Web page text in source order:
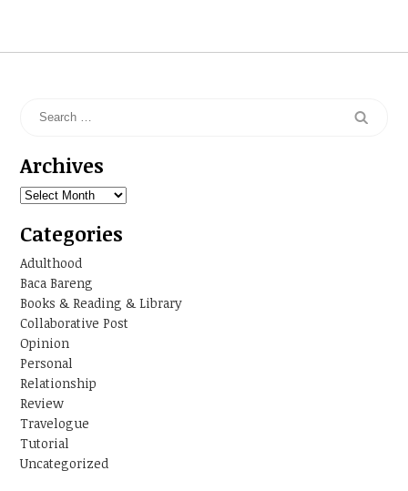
Archives
Archives
Categories
Adulthood
Baca Bareng
Books & Reading & Library
Collaborative Post
Opinion
Personal
Relationship
Review
Travelogue
Tutorial
Uncategorized